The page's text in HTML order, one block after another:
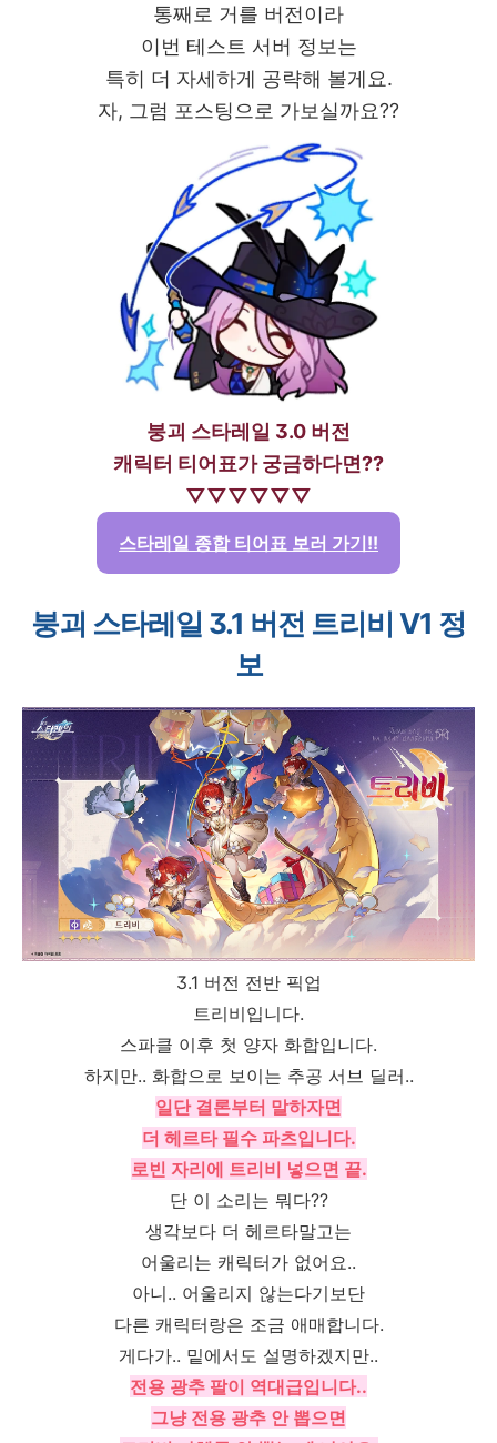
통째로 거를 버전이라
이번 테스트 서버 정보는
특히 더 자세하게 공략해 볼게요.
자, 그럼 포스팅으로 가보실까요??
붕괴 스타레일 3.0 버전
캐릭터 티어표가 궁금하다면??
▽▽▽▽▽▽
스타레일 종합 티어표 보러 가기!!
붕괴 스타레일 3.1 버전 트리비 V1 정
보
3.1 버전 전반 픽업
트리비입니다.
스파클 이후 첫 양자 화합입니다.
하지만.. 화합으로 보이는 추공 서브 딜러..
일단 결론부터 말하자면
더 헤르타 필수 파츠입니다.
로빈 자리에 트리비 넣으면 끝.
단 이 소리는 뭐다??
생각보다 더 헤르타말고는
어울리는 캐릭터가 없어요..
아니.. 어울리지 않는다기보단
다른 캐릭터랑은 조금 애매합니다.
게다가.. 밑에서도 설명하겠지만..
전용 광추 팔이 역대급입니다..
그냥 전용 광추 안 뽑으면